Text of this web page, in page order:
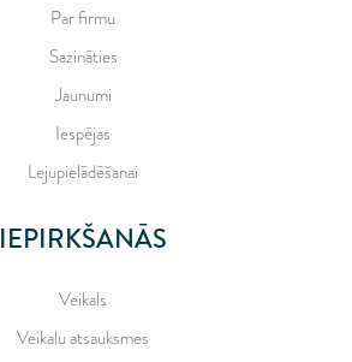
Par firmu
Sazināties
Jaunumi
Iespējas
Lejupielādēšanai
IEPIRKŠANĀS
Veikals
Veikalu atsauksmes